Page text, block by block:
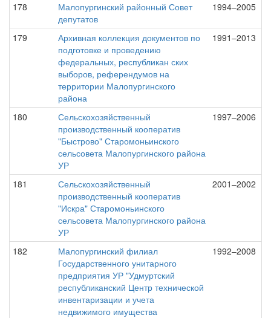
178
Малопургинский районный Совет
депутатов
1994–2005
179
Архивная коллекция документов по
подготовке и проведению
федеральных, республикан ских
выборов, референдумов на
территории Малопургинского
района
1991–2013
180
Сельскохозяйственный
производственный кооператив
"Быстрово" Старомоньинского
сельсовета Малопургинского района
УР
1997–2006
181
Сельскохозяйственный
производственный кооператив
"Искра" Старомоньинского
сельсовета Малопургинского района
УР
2001–2002
182
Малопургинский филиал
Государственного унитарного
предприятия УР "Удмуртский
республиканский Центр технической
инвентаризации и учета
недвижимого имущества
1992–2008